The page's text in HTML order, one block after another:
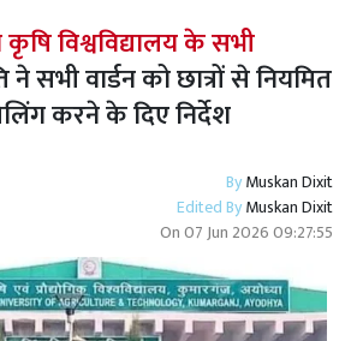
विश्वविद्यालय के सभी
सभी वार्डन को छात्रों से नियमित
करने के दिए निर्देश
ByMuskan Dixit
Edited ByMuskan Dixit
On07 Jun 2026 09:27:55